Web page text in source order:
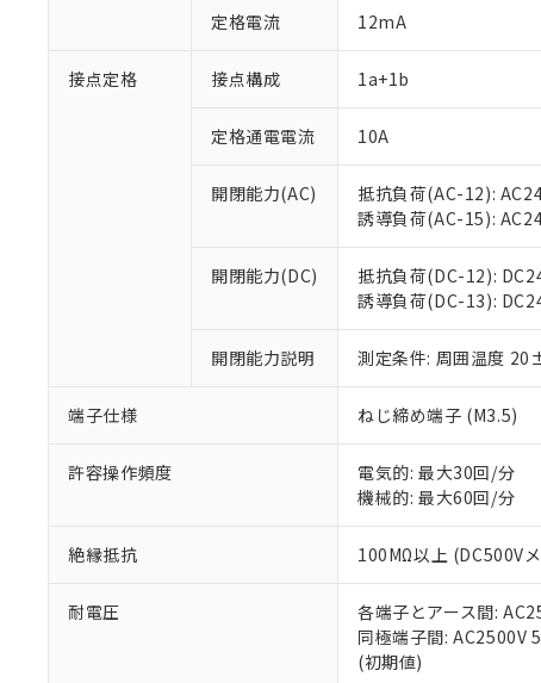
定格電流 12mA
接点定格 接点構成 1a+1b
定格通電電流 10A
開閉能力(AC)
抵抗負荷(AC-12):
誘導負荷(AC-15):
開閉能力(DC)
抵抗負荷(DC-12):
誘導負荷(DC-13):
開閉能力説明 測定条件: 周囲温度
端子仕様 ねじ締め端子 (M3.5)
許容操作頻度
電気的: 最大30回/分
機械的: 最大60回/分
絶縁抵抗 100MΩ以上 (DC500V
耐電圧
各端子とアース間:
同極端子間: AC2500V
(初期値)
ご利用条件
以下の条件をお読
本サービスは
くものです。
当社制御機器
在庫状況およ
のであり、閲
い。
正式な納期状
当社販売員に
オムロン制御
在庫状況およ
す。
ている必要が
お客様が当ウ
が、当社の製
さい。
※当社の共同
いる法人を指
対応予定なし：EU
調査・確認中：EU
非該当品：ライセ
仕入先様の事情に
があります。
鉛(Pb) 1000ppm以下、
六価クロム(Cr(Ⅵ))
フタル酸ビス(2-エチル
ル（DBP） 1000ppm以
但し、RoHS指令で産業
フタル酸エステル類の４
※2 対応予定月
部品在庫の切り替
※3 非含有証明書
下記の非含有証明
EU RoHS指令（10
51物質の非含有証
※本証明書は発行日
「○」：最大均質材
「×」：最大均質
「－」：未確認で
*中国RoHS10物質の基
Pb(鉛) :1000ppm、 Hg(
Cr(Ⅵ)(六価クロム) :
DBP(フタル酸ジブチル)
※2 環境保護使
「ｅ」：有害物質
「10」：通常の使
味します。
「－」：未確認で
当社は、これ
う）を輸出ま
などの必要な
ます。
当社は貴社製
置等に一切使
当社は、貴社
また当社は、
たしません。
記
号
説明
○ 一定数以
△ 一定数に
－
在庫なし
機器販売
空
白
受注生産